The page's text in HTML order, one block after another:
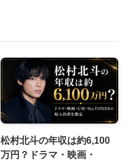
松村北斗の年収は約6,100
万円？ドラマ・映画・